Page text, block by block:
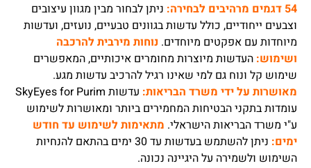
54 דגמים מרהיבים לבחירה:
ניתן לבחור מבין מגוון עיצובים
וצבעים ייחודיים, כולל עדשות בגוונים טבעיים, נועזים, ועדשות
מיוחדות עם אפקטים מיוחדים. נוחות מירבית להרכבה
ושימוש: העדשות מיוצרות מחומרים איכותיים, המאפשרים
שימוש קל ונוח גם למי שאינו רגיל להרכיב עדשות מגע.
מאושרות על ידי משרד הבריאות:
עדשות SkyEyes for Purim
עומדות בתקני הבטיחות המחמירים ביותר ומאושרות לשימוש
ע"י משרד הבריאות הישראלי. מתאימות לשימוש עד חודש
ימים:
ניתן להשתמש בעדשות עד 30 ימים בהתאם להנחיות
השימוש ולשמירה על היגיינה נכונה.